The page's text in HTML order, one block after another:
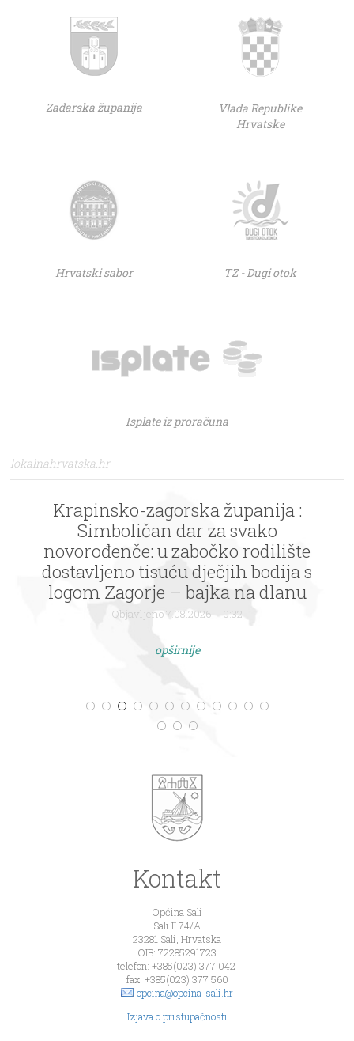
Zadarska županija
Vlada Republike
Hrvatske
Hrvatski sabor TZ - Dugi otok
Isplate iz proračuna
lokalnahrvatska.hr
Krapinsko-zagorska županija :
Simboličan dar za svako
novorođenče: u zabočko rodilište
dostavljeno tisuću dječjih bodija s
logom Zagorje – bajka na dlanu
Objavljeno 7.08.2026. - 0:32
opširnije
Kontakt
Općina Sali
Sali II 74/A
23281 Sali, Hrvatska
OIB: 72285291723
telefon: +385(023) 377 042
fax: +385(023) 377 560
opcina@opcina-sali.hr
Izjava o pristupačnosti